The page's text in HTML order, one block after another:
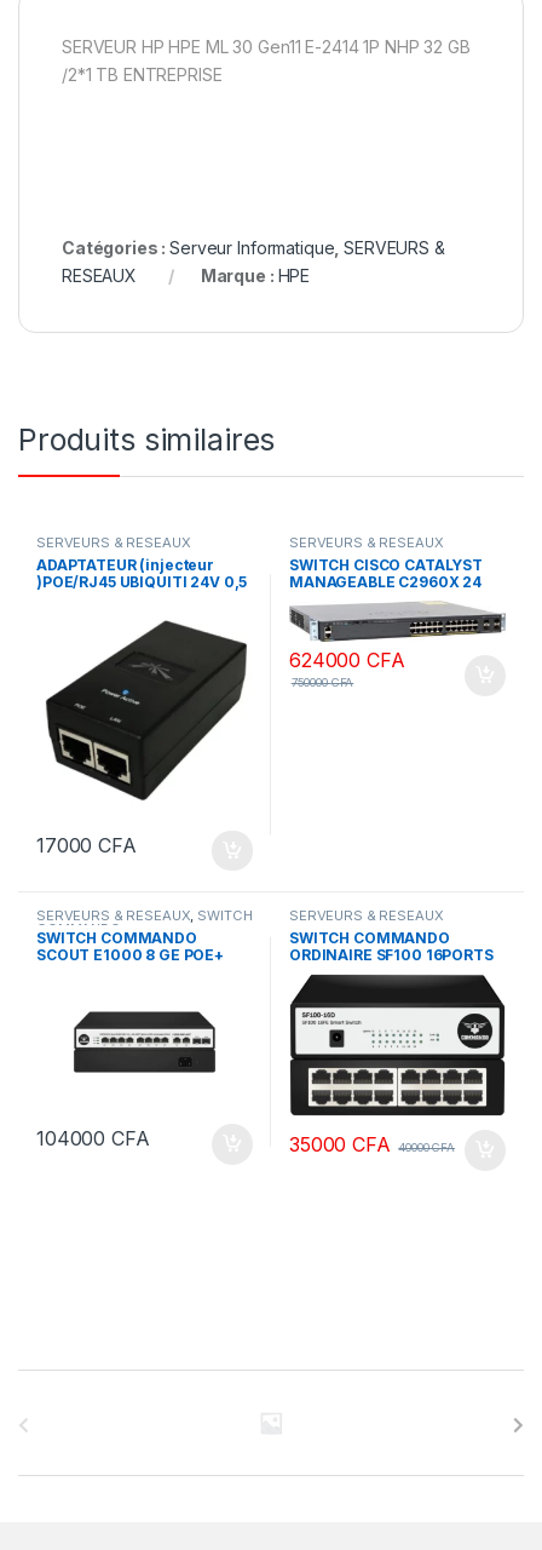
SERVEUR HP HPE ML 30 Gen11 E-2414 1P NHP 32 GB
/2*1 TB ENTREPRISE
Catégories :Serveur Informatique ,SERVEURS &
RESEAUX
Marque : HPE
Produits similaires
SERVEURS & RESEAUX
ADAPTATEUR (injecteur
)POE/RJ45 UBIQUITI 24V 0,5
17000CFA
SERVEURS & RESEAUX
SWITCH CISCO CATALYST
MANAGEABLE C2960X 24
PORTS PS-L 1G GIGABYT
POE
624000CFA
750000CFA
SERVEURS & RESEAUX, SWITCH
COMMANDO
SWITCH COMMANDO
SCOUT E1000 8 GE POE+
104000CFA
SERVEURS & RESEAUX
SWITCH COMMANDO
ORDINAIRE SF100 16PORTS
35000CFA 40000CFA